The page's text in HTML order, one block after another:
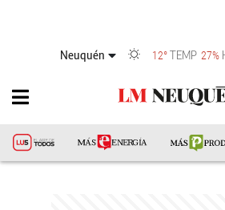
Neuquén 12°TEMP 27%